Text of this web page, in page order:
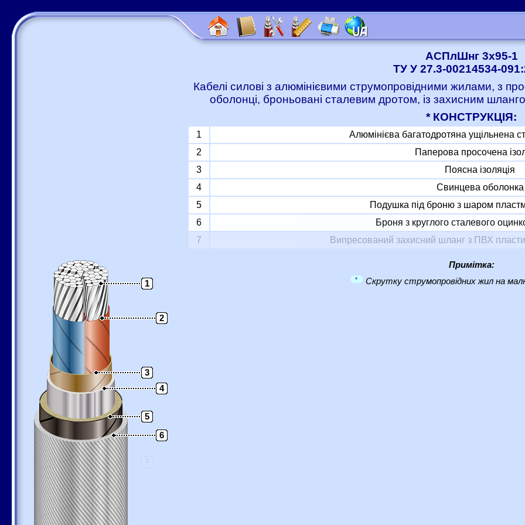
1
2
3
4
5
6
АСПлШнг 3x95-1
ТУ У 27.3-00214534-
Кабелі силові з алюмінієвими струмопровідними жилами, з
оболонці, броньовані сталевим дротом, із захисним
* КОНСТРУКЦІЯ:
1
Алюмінієва багатодротяна ущільнена
2
Паперова просочена
3
Поясна ізоляція
4
Свинцева оболонка
5
Подушка під броню з шаром
6
Броня з круглого сталевого
7
Випресований захисний шланг з ПВХ
Примітка:
* Скрутку струмопровідних жил на